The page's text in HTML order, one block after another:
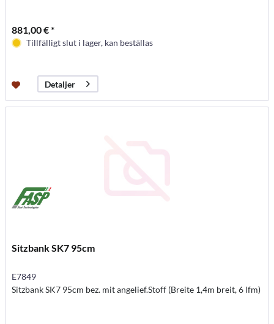
881,00 € *
Tillfälligt slut i lager, kan beställas
Detaljer
Sitzbank SK7 95cm
E7849
Sitzbank SK7 95cm bez. mit angelief.Stoff (Breite 1,4m breit, 6 lfm)